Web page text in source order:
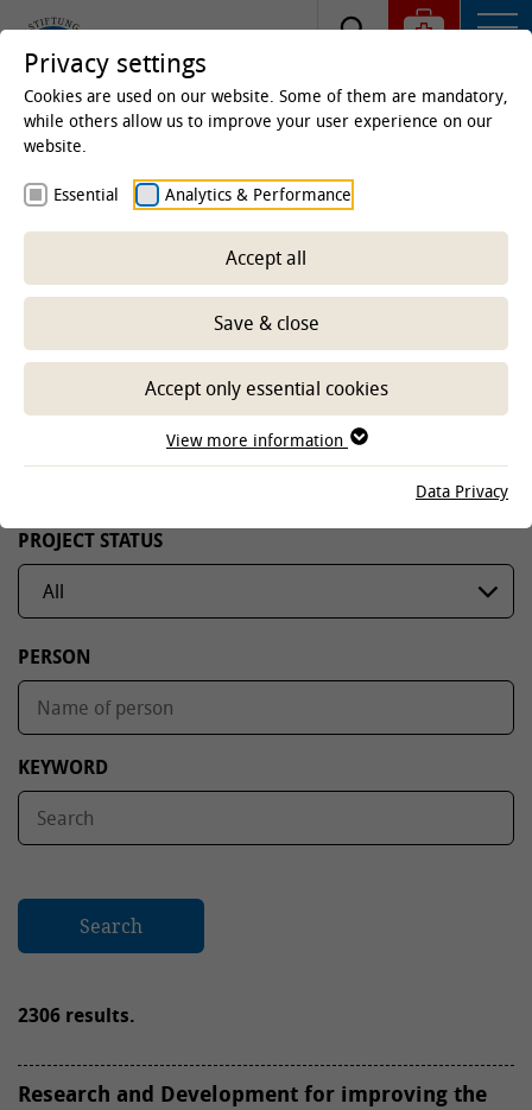
Institute of Physiology and Cell Biology
-- Select sub-area --
CLINICS AND INSTITUTES
PROJECT STATUS
PERSON
KEYWORD
Search
2306 results.
Research and Development for improving the
Privacy settings
Cookies are used on our website. Some of them are mandatory,
while others allow us to improve your user experience on our
website.
Essential Analytics & Performance
Accept all
Save & close
Accept only essential cookies
View more information
Data Privacy